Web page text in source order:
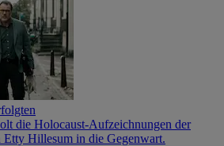
die Holocaust-Aufzeichnungen der
Etty Hillesum in die Gegenwart.